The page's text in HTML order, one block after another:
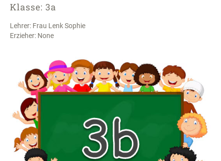
Klasse: 3a
Lehrer: Frau Lenk Sophie
Erzieher: None